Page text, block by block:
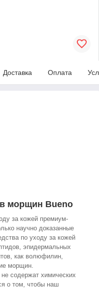
Доставка Оплата
морщин Bueno
за кожей премиум-
научно доказанные
по уходу за кожей
эпидермальных
как волюфилин,
морщин.
содержат химических
о том, чтобы наш